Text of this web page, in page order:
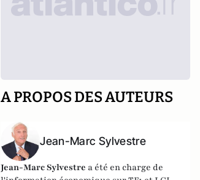
A PROPOS DES AUTEURS
Jean-Marc Sylvestre
Jean-Marc Sylvestre a été en charge de